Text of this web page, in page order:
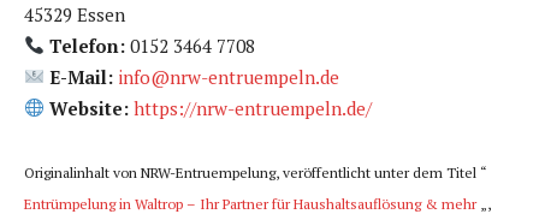
45329 Essen
Telefon: 0152 3464 7708
E-Mail: info@nrw-entruempeln.de
Website:https://nrw-entruempeln.de/
Originalinhalt von NRW-Entruempelung, veröffentlicht unter dem Titel “
Entrümpelung in Waltrop – Ihr Partner für Haushaltsauflösung & mehr„,